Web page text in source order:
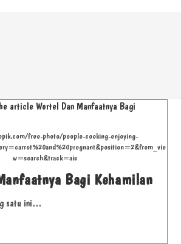
free-photo/people-cooking-enjoying-
w=search&track=ais
Bagi Kehamilan
satu ini…